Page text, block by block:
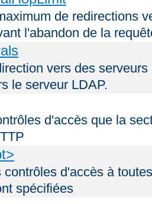
de redirections
l'abandon de la
vers des
le serveur LDAP.
d'accès que la
d'accès à
spécifiées